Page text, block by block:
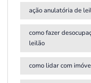
ação anulatória de
como fazer
leilão
como lidar com